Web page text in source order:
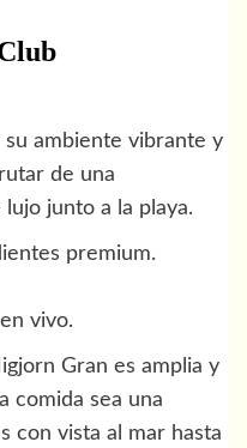
su ambiente vibrante y
de una
junto a la playa.
premium.
vivo.
Gran es amplia y
comida sea una
con vista al mar hasta